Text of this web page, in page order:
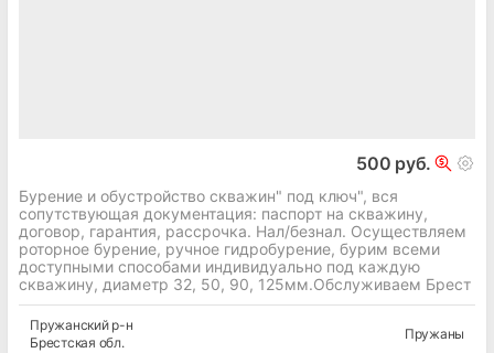
500 руб.
Бурение и обустройство скважин" под ключ", вся
сопутствующая документация: паспорт на скважину,
договор, гарантия, рассрочка. Нал/безнал. Осуществляем
роторное бурение, ручное гидробурение, бурим всеми
доступными способами индивидуально под каждую
скважину, диаметр 32, 50, 90, 125мм.Обслуживаем Брест
Пружанскийр-н
Брестская обл.
Пружаны